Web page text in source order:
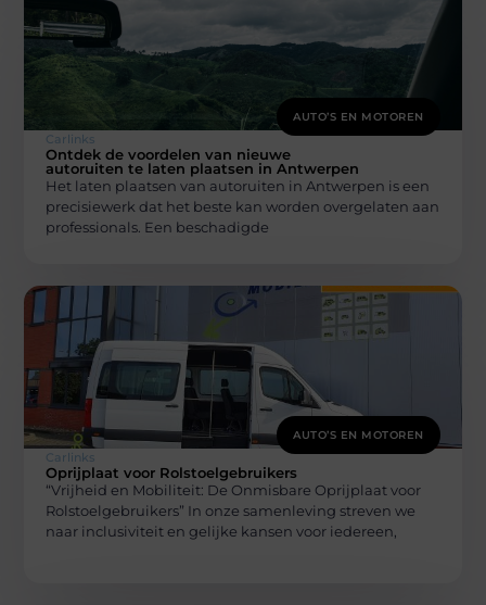
AUTO’S EN MOTOREN
Carlinks
Ontdek de voordelen van nieuwe
autoruiten te laten plaatsen in Antwerpen
Het laten plaatsen van autoruiten in Antwerpen is een
precisiewerk dat het beste kan worden overgelaten aan
professionals. Een beschadigde
AUTO’S EN MOTOREN
Carlinks
Oprijplaat voor Rolstoelgebruikers
“Vrijheid en Mobiliteit: De Onmisbare Oprijplaat voor
Rolstoelgebruikers” In onze samenleving streven we
naar inclusiviteit en gelijke kansen voor iedereen,